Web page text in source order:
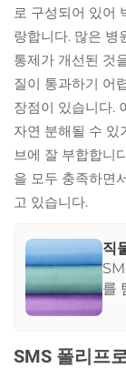
로 구성되어 있어
랑합니다. 많은 병
통제가 개선된 것
질이 통과하기 어
장점이 있습니다.
자연 분해될 수 있
브에 잘 부합합니
을 모두 충족하면
고 있습니다.
직
를
발
었
SMS 폴리프